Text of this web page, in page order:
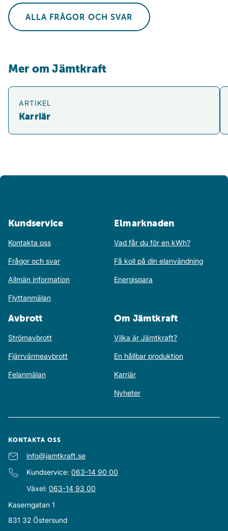
ALLA FRÅGOR OCH SVAR
Mer om Jämtkraft
Karriär
ARTIKEL
Karriär
Kundservice
Kontakta oss
Frågor och svar
Allmän information
Flyttanmälan
Elmarknaden
Vad får du för en kWh?
Få koll på din elanvändning
Energispara
Avbrott
Strömavbrott
Fjärrvärmeavbrott
Felanmälan
Om Jämtkraft
Vilka är Jämtkraft?
En hållbar produktion
Karriär
Nyheter
KONTAKTA OSS
E-post:
info@jamtkraft.se
Kundservice: 063-14 90 00
Växel: 063-14 93 00
Kaserngatan 1
831 32 Östersund